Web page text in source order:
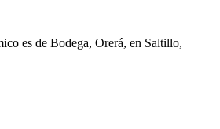
es de Bodega, Orerá, en Saltillo,